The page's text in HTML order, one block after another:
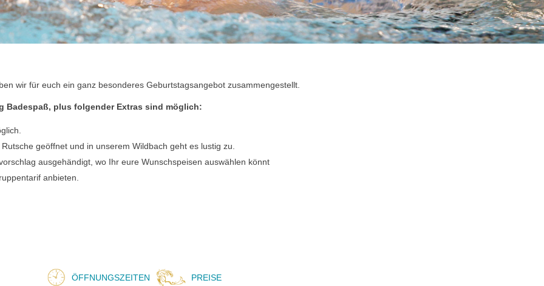
wir für euch ein ganz besonderes Geburtstagsangebot zusammengestellt.
Badespaß, plus folgender Extras sind möglich:
geöffnet und in unserem Wildbach geht es lustig zu.
ausgehändigt, wo Ihr eure Wunschspeisen auswählen könnt
anbieten.
ÖFFNUNGSZEITEN PREISE